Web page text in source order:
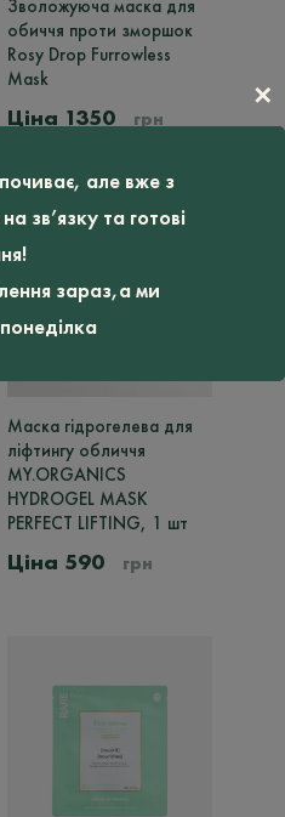
але вже з
зв’язку та готові
зараз,а ми
✕
Зволожуюча маска для
обиччя проти зморшок
Rosy Drop Furrowless
Mask
1350 грн
Маска гідрогелева для
ліфтингу обличчя
MY.ORGANICS
HYDROGEL MASK
PERFECT LIFTING, 1 шт
590 грн